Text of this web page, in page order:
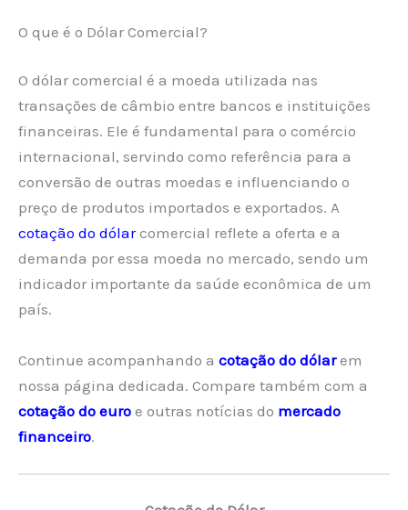
O que é o Dólar Comercial?
O dólar comercial é a moeda utilizada nas
transações de câmbio entre bancos e instituições
financeiras. Ele é fundamental para o comércio
internacional, servindo como referência para a
conversão de outras moedas e influenciando o
preço de produtos importados e exportados. A
cotação do dólarcomercial reflete a oferta e a
demanda por essa moeda no mercado, sendo um
indicador importante da saúde econômica de um
país.
Continue acompanhando a cotação do dólarem
nossa página dedicada. Compare também com a
cotação do euro e outras notícias do mercado
financeiro.